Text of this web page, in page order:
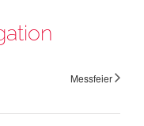
Messfeier